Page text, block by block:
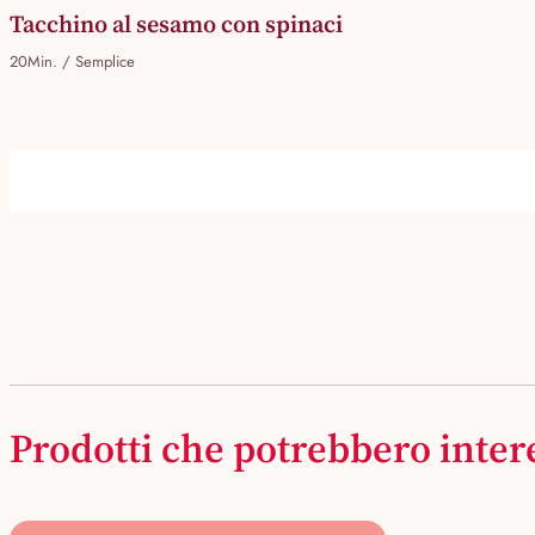
Tacchino al sesamo con spinaci
20Min. / Semplice
Prodotti che potrebbero